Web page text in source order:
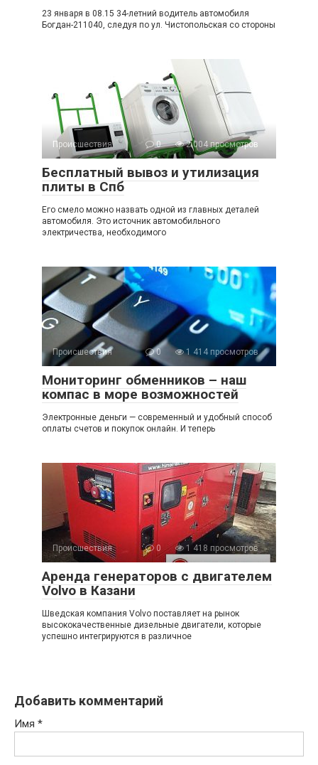
23 января в 08.15 34-летний водитель автомобиля
Богдан-211040, следуя по ул. Чистопольская со стороны
Происшествия 0 2 004 просмотров
Бесплатный вывоз и утилизация
плиты в Спб
Его смело можно назвать одной из главных деталей
автомобиля. Это источник автомобильного
электричества, необходимого
Происшествия 0 1 414 просмотров
Мониторинг обменников – наш
компас в море возможностей
Электронные деньги — современный и удобный способ
оплаты счетов и покупок онлайн. И теперь
Происшествия 0 1 418 просмотров
Аренда генераторов с двигателем
Volvo в Казани
Шведская компания Volvo поставляет на рынок
высококачественные дизельные двигатели, которые
успешно интегрируются в различное
Добавить комментарий
Имя *